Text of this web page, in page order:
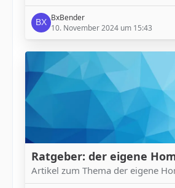
BxBender
10. November 2024 um 15:43
Ratgeber: der eigene
Artikel zum Thema der eigene